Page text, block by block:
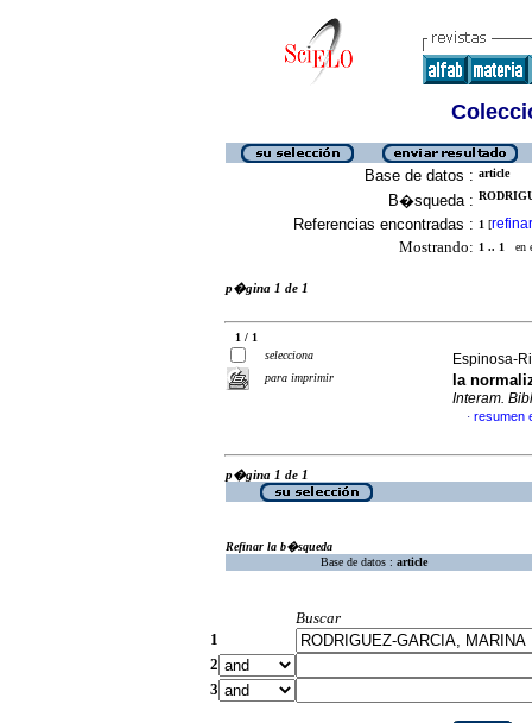
Base de datos : article
B�squeda :
Referencias encontradas : 1 [refinar
Mostrando: 1 .. 1 en
p�gina 1 de 1
1 / 1
selecciona
para imprimir
Espinosa-
la
Interam.
· resumen
p�gina 1 de 1
Refinar la b�squeda
Base de datos : article
Buscar
1
2
3